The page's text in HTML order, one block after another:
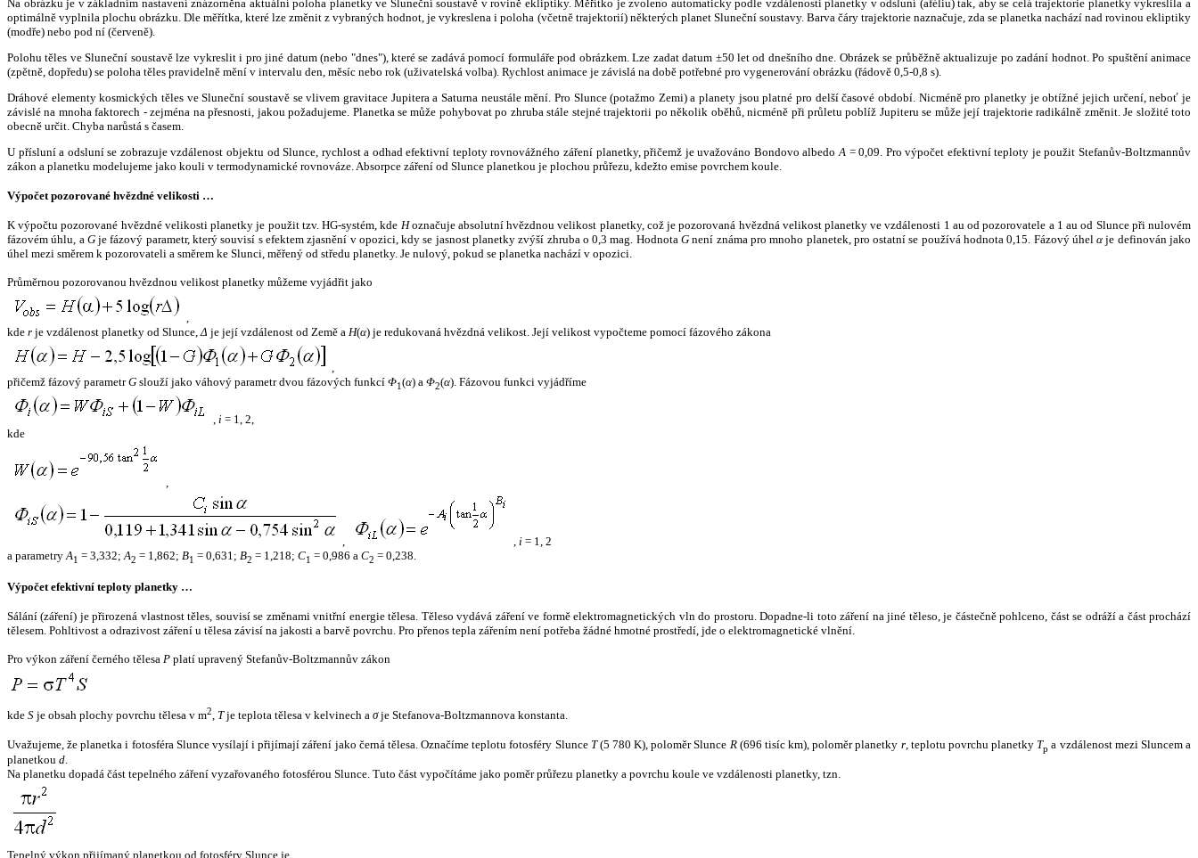
Na obrázku je v základním nastavení znázorněna aktuální poloha planetky ve Sluneční soustavě v rovině ekliptiky. Měřítko je zvoleno automaticky podle vzdálenosti planetky v odsluní (aféliu) tak, aby se celá trajektorie planetky vykreslila a
optimálně vyplnila plochu obrázku. Dle měřítka, které lze změnit z vybraných hodnot, je vykreslena i poloha (včetně trajektorií) některých planet Sluneční soustavy. Barva čáry trajektorie naznačuje, zda se planetka nachází nad rovinou ekliptiky
(modře) nebo pod ní (červeně).
Polohu těles ve Sluneční soustavě lze vykreslit i pro jiné datum (nebo "dnes"), které se zadává pomocí formuláře pod obrázkem. Lze zadat datum ±50 let od dnešního dne. Obrázek se průběžně aktualizuje po zadání hodnot. Po spuštění animace
(zpětně, dopředu) se poloha těles pravidelně mění v intervalu den, měsíc nebo rok (uživatelská volba). Rychlost animace je závislá na době potřebné pro vygenerování obrázku (řádově 0,5-0,8 s).
Dráhové elementy kosmických těles ve Sluneční soustavě se vlivem gravitace Jupitera a Saturna neustále mění. Pro Slunce (potažmo Zemi) a planety jsou platné pro delší časové období. Nicméně pro planetky je obtížné jejich určení, neboť je
závislé na mnoha faktorech - zejména na přesnosti, jakou požadujeme. Planetka se může pohybovat po zhruba stále stejné trajektorii po několik oběhů, nicméně při průletu poblíž Jupiteru se může její trajektorie radikálně změnit. Je složité toto
obecně určit. Chyba narůstá s časem.
U přísluní a odsluní se zobrazuje vzdálenost objektu od Slunce, rychlost a odhad efektivní teploty rovnovážného záření planetky, přičemž je uvažováno Bondovo albedo A = 0,09. Pro výpočet efektivní teploty je použit Stefanův-Boltzmannův
zákon a planetku modelujeme jako kouli v termodynamické rovnováze. Absorpce záření od Slunce planetkou je plochou průřezu, kdežto emise povrchem koule.
Výpočet pozorované hvězdné velikosti …
K výpočtu pozorované hvězdné velikosti planetky je použit tzv. HG-systém, kde Hoznačuje absolutní hvězdnou velikost planetky, což je pozorovaná hvězdná velikost planetky ve vzdálenosti 1 au od pozorovatele a 1 au od Slunce při nulovém
fázovém úhlu, a Gje fázový parametr, který souvisí s efektem zjasnění v opozici, kdy se jasnost planetky zvýší zhruba o 0,3 mag. HodnotaG není známa pro mnoho planetek, pro ostatní se používá hodnota 0,15. Fázový úhelα je definován jako
úhel mezi směrem k pozorovateli a směrem ke Slunci, měřený od středu planetky. Je nulový, pokud se planetka nachází v opozici.
Průměrnou pozorovanou hvězdnou velikost planetky můžeme vyjádřit jako
,
kde r je vzdálenost planetky od Slunce,Δ je její vzdálenost od Země a H(α) je redukovaná hvězdná velikost. Její velikost vypočteme pomocí fázového zákona
,
přičemž fázový parametrG slouží jako váhový parametr dvou fázových funkcí Φ1(α) a Φ2(α). Fázovou funkci vyjádříme
, i = 1, 2,
kde
,
, , i = 1, 2
a parametryA1 = 3,332;A2 = 1,862; B1 = 0,631; B2 = 1,218; C1 = 0,986 a C2 = 0,238.
Výpočet efektivní teploty planetky …
Sálání (záření) je přirozená vlastnost těles, souvisí se změnami vnitřní energie tělesa. Těleso vydává záření ve formě elektromagnetických vln do prostoru. Dopadne-li toto záření na jiné těleso, je částečně pohlceno, část se odráží a část prochází
tělesem. Pohltivost a odrazivost záření u tělesa závisí na jakosti a barvě povrchu. Pro přenos tepla zářením není potřeba žádné hmotné prostředí, jde o elektromagnetické vlnění.
Pro výkon záření černého tělesa P platí upravený Stefanův-Boltzmannův zákon
kde S je obsah plochy povrchu tělesa v m2, Tje teplota tělesa v kelvinech a σje Stefanova-Boltzmannova konstanta.
Uvažujeme, že planetka i fotosféra Slunce vysílají i přijímají záření jako černá tělesa. Označíme teplotu fotosféry Slunce T(5 780 K), poloměr Slunce R(696 tisíc km), poloměr planetky r, teplotu povrchu planetky Tp a vzdálenost mezi Sluncem a
planetkou d.
Na planetku dopadá část tepelného záření vyzařovaného fotosférou Slunce. Tuto část vypočítáme jako poměr průřezu planetky a povrchu koule ve vzdálenosti planetky, tzn.
Tepelný výkon přijímaný planetkou od fotosféry Slunce je